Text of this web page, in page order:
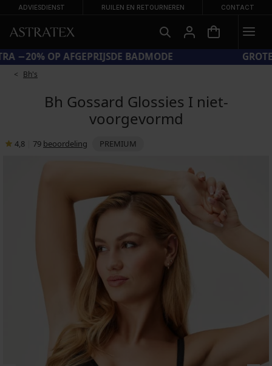
ADVIESDIENST RUILEN EN RETOURNEREN CONTACT
CODE SUN20 = EXTRA −20% OP AFGEPRIJSDE BADMODE
Bh's
Bh Gossard Glossies I niet-
voorgevormd
4,8 79 beoordeling PREMIUM